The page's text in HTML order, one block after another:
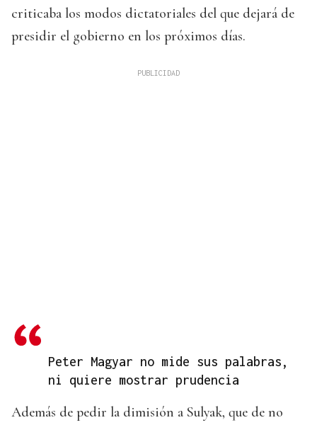
criticaba los modos dictatoriales del que dejará de
presidir el gobierno en los próximos días.
Peter Magyar no mide sus palabras,
ni quiere mostrar prudencia
Además de pedir la dimisión a Sulyak, que de no